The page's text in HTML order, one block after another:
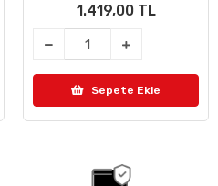
1.419,00 TL
Sepete Ekle